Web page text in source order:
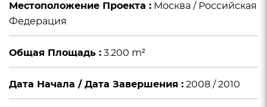
Местоположение Проекта : Москва / Российская
Федерация
Общая Площадь : 3.200 m²
Дата Начала / Дата Завершения : 2008 / 2010